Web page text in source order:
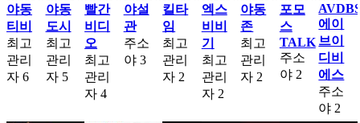
야동
티비
최고
관리
자 6
야동
도시
최고
관리
자 5
빨간
비디
오
최고
관리
자 4
야설
관
주소
야 3
킬타
임
최고
관리
자 2
엑스
비비
기
최고
관리
자 2
야동
존
최고
관리
자 2
포모
스
TALK
주소
야 2
에이
브이
디비
에스
주소
야 2